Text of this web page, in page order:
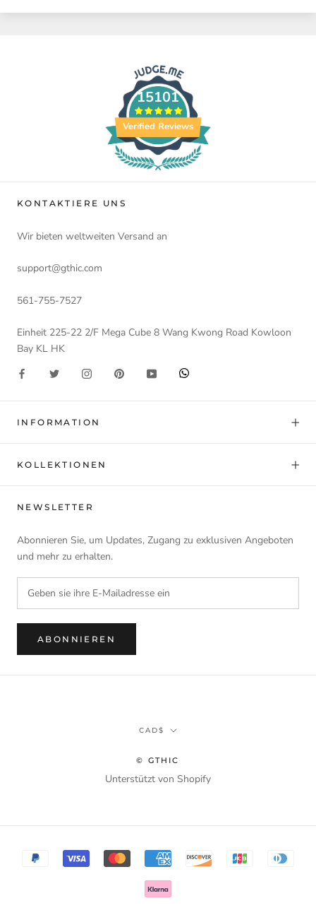
15101
Verified Reviews
KONTAKTIERE UNS
Wir bieten weltweiten Versand an
support@gthic.com
561-755-7527
Einheit 225-22 2/F Mega Cube 8 Wang Kwong Road Kowloon
Bay KL HK
INFORMATION
KOLLEKTIONEN
NEWSLETTER
Abonnieren Sie, um Updates, Zugang zu exklusiven Angeboten
und mehr zu erhalten.
ABONNIEREN
Währung
CAD$
© GTHIC
Unterstützt von Shopify